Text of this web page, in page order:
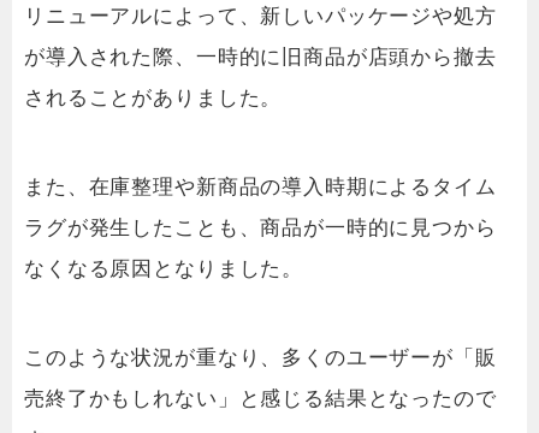
リニューアルによって、新しいパッケージや処方
が導入された際、一時的に旧商品が店頭から撤去
されることがありました。
また、在庫整理や新商品の導入時期によるタイム
ラグが発生したことも、商品が一時的に見つから
なくなる原因となりました。
このような状況が重なり、多くのユーザーが「販
売終了かもしれない」と感じる結果となったので